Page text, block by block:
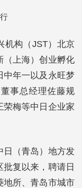
机构（JST）北京
（上海）创业孵化
中年一以及永旺梦
事总经理佐藤规
荣梅等中日企业家
日（青岛）地方发
复以来，聘请日
地所、青岛市城市